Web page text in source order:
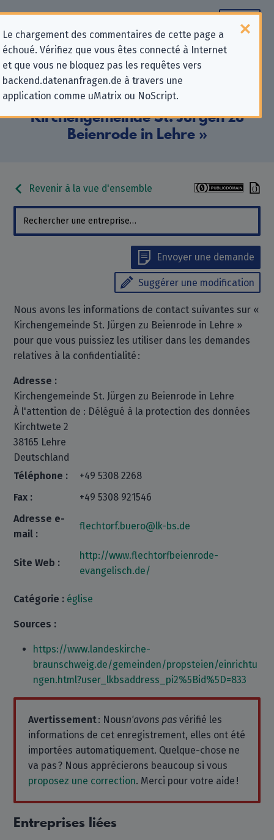
Le chargement des commentaires de cette page a
échoué. Vérifiez que vous êtes connecté à Internet
et que vous ne bloquez pas les requêtes vers
backend.datenanfragen.de à travers une
application comme uMatrix ou NoScript.
Informations de contact pour les
demandes relatives à la protection
de la vie privée pour «
Kirchengemeinde St. Jürgen zu
Beienrode in Lehre »
Revenir à la vue d'ensemble
Envoyer une demande
Suggérer une modification
Nous avons les informations de contact suivantes sur «
Kirchengemeinde St. Jürgen zu Beienrode in Lehre »
pour que vous puissiez les utiliser dans les demandes
relatives à la confidentialité :
Adresse :
Kirchengemeinde St. Jürgen zu Beienrode in Lehre
À l'attention de : Délégué à la protection des données
Kirchtwete 2
38165 Lehre
Deutschland
Téléphone :
+49 5308 2268
Fax :
+49 5308 921546
Adresse e-
mail :
flechtorf.buero@lk-bs.de
Site Web :
http://www.flechtorfbeienrode-
evangelisch.de/
Catégorie : église
Sources :
https://www.landeskirche-
braunschweig.de/gemeinden/propsteien/einrichtu
ngen.html?user_lkbsaddress_pi2%5Bid%5D=833
Avertissement: Nousn'avons pas vérifié les
informations de cet enregistrement, elles ont été
importées automatiquement. Quelque-chose ne
va pas ? Nous apprécierons beaucoup si vous
proposez une correction. Merci pour votre aide !
Entreprises liées